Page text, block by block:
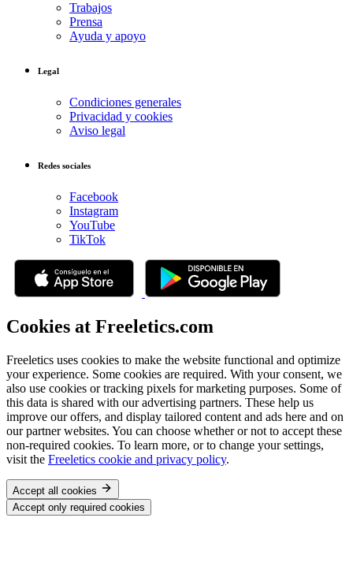
Trabajos
Prensa
Ayuda y apoyo
Legal
Condiciones generales
Privacidad y cookies
Aviso legal
Redes sociales
Facebook
Instagram
YouTube
TikTok
Cookies at Freeletics.com
Freeletics uses cookies to make the website functional and optimize
your experience. Some cookies are required. With your consent, we
also use cookies or tracking pixels for marketing purposes. Some of
this data is shared with our advertising partners. These help us
improve our offers, and display tailored content and ads here and on
our partner websites. You can choose whether or not to accept these
non-required cookies. To learn more, or to change your settings,
visit the Freeletics cookie and privacy policy.
Accept all cookies
Accept only required cookies